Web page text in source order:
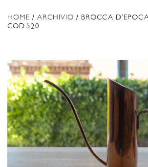
HOME / ARCHIVIO / BROCCA
COD.520